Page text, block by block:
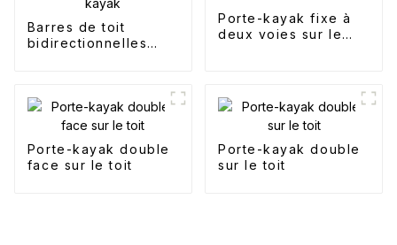
Barres de toit
bidirectionnelles
Porte-kayak fixe à
deux voies sur le
Porte-kayak double
face sur le toit
Porte-kayak double
sur le toit